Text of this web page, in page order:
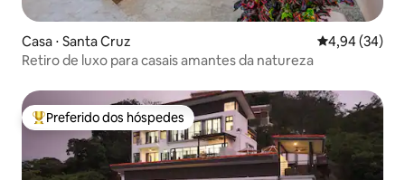
Casa ⋅ Santa Cruz 4,94 de uma
4,94 (34)
Retiro de luxo para casais amantes da natureza
Entre os melhores preferidos dos hóspedes
Preferido dos hóspedes